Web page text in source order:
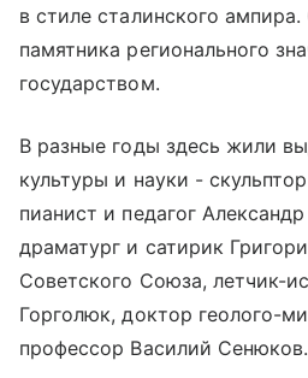
в стиле сталинского
памятника регионального
государством.
В разные годы здесь жили
культуры и науки -
пианист и педагог
драматург и сатирик
Советского Союза, летчик-
Горголюк, доктор геолого-
профессор Василий Сенюков.